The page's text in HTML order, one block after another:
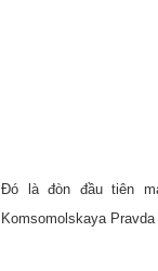
Đó là đòn đầu tiên
Komsomolskaya